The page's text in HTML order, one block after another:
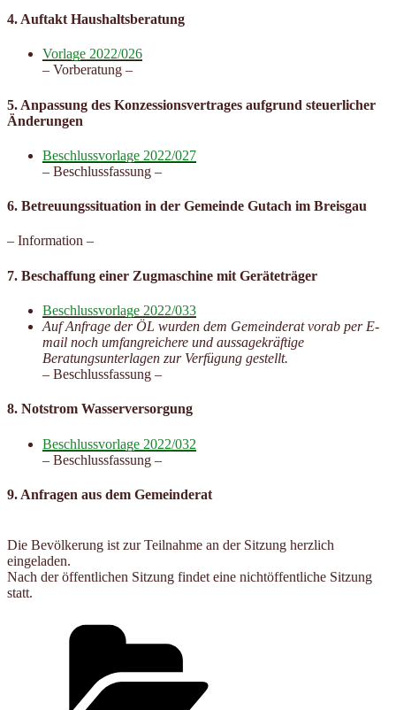
4. Auftakt Haushaltsberatung
Vorlage 2022/026
– Vorberatung –
5. Anpassung des Konzessionsvertrages aufgrund steuerlicher
Änderungen
Beschlussvorlage 2022/027
– Beschlussfassung –
6. Betreuungssituation in der Gemeinde Gutach im Breisgau
– Information –
7. Beschaffung einer Zugmaschine mit Geräteträger
Beschlussvorlage 2022/033
Auf Anfrage der ÖL wurden dem Gemeinderat vorab per E-
mail noch umfangreichere und aussagekräftige
Beratungsunterlagen zur Verfügung gestellt.
– Beschlussfassung –
8. Notstrom Wasserversorgung
Beschlussvorlage 2022/032
– Beschlussfassung –
9. Anfragen aus dem Gemeinderat
Die Bevölkerung ist zur Teilnahme an der Sitzung herzlich
eingeladen.
Nach der öffentlichen Sitzung findet eine nichtöffentliche Sitzung
statt.